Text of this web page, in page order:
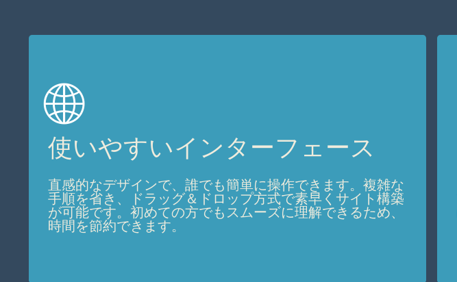
🌐
使いやすいインターフェース
直感的なデザインで、誰でも簡単に操作できます。複雑な
手順を省き、ドラッグ＆ドロップ方式で素早くサイト構築
が可能です。初めての方でもスムーズに理解できるため、
時間を節約できます。